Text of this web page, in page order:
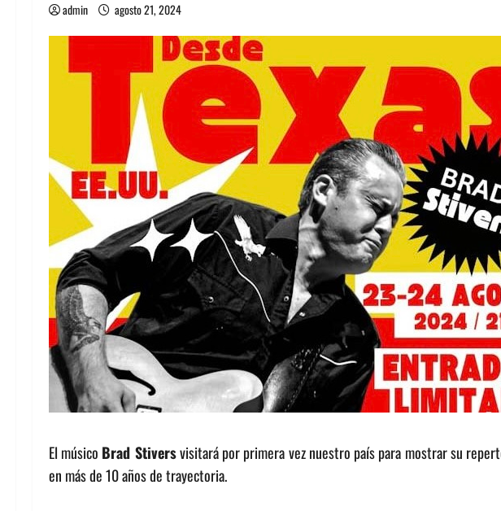
admin agosto 21, 2024
El músico Brad Stiversvisitará por primera vez nuestro país para mostrar su
en más de 10 años de trayectoria.